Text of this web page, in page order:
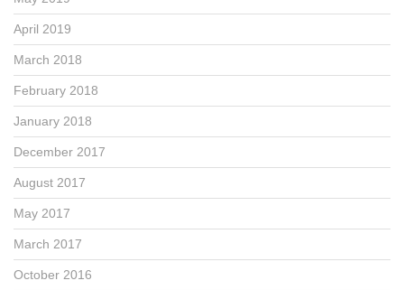
April 2019
March 2018
February 2018
January 2018
December 2017
August 2017
May 2017
March 2017
October 2016